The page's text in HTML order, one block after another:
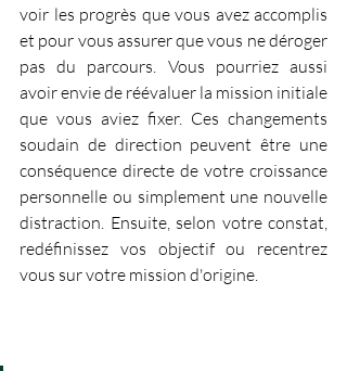
voir les progrès que vous avez accomplis
et pour vous assurer que vous ne déroger
pas du parcours. Vous pourriez aussi
avoir envie de réévaluer la mission initiale
que vous aviez fixer. Ces changements
soudain de direction peuvent être une
conséquence directe de votre croissance
personnelle ou simplement une nouvelle
distraction. Ensuite, selon votre constat,
redéfinissez vos objectif ou recentrez
vous sur votre mission d'origine.